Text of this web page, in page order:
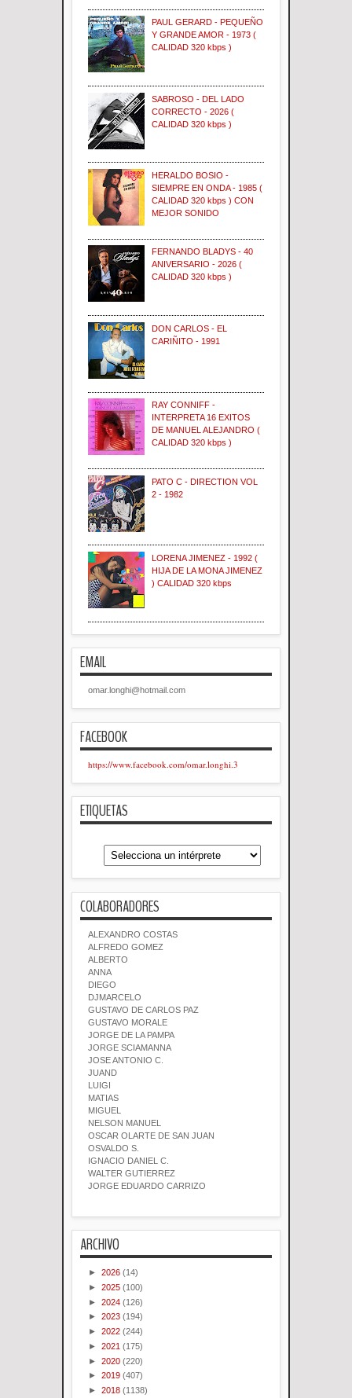
PAUL GERARD - PEQUEÑO
Y GRANDE AMOR - 1973 (
CALIDAD 320 kbps )
SABROSO - DEL LADO
CORRECTO - 2026 (
CALIDAD 320 kbps )
HERALDO BOSIO -
SIEMPRE EN ONDA - 1985 (
CALIDAD 320 kbps ) CON
MEJOR SONIDO
FERNANDO BLADYS - 40
ANIVERSARIO - 2026 (
CALIDAD 320 kbps )
DON CARLOS - EL
CARIÑITO - 1991
RAY CONNIFF -
INTERPRETA 16 EXITOS
DE MANUEL ALEJANDRO (
CALIDAD 320 kbps )
PATO C - DIRECTION VOL
2 - 1982
LORENA JIMENEZ - 1992 (
HIJA DE LA MONA JIMENEZ
) CALIDAD 320 kbps
EMAIL
omar.longhi@hotmail.com
FACEBOOK
https://www.facebook.com/omar.longhi.3
ETIQUETAS
COLABORADORES
ALEXANDRO COSTAS
ALFREDO GOMEZ
ALBERTO
ANNA
DIEGO
DJMARCELO
GUSTAVO DE CARLOS PAZ
GUSTAVO MORALE
JORGE DE LA PAMPA
JORGE SCIAMANNA
JOSE ANTONIO C.
JUAND
LUIGI
MATIAS
MIGUEL
NELSON MANUEL
OSCAR OLARTE DE SAN JUAN
OSVALDO S.
IGNACIO DANIEL C.
WALTER GUTIERREZ
JORGE EDUARDO CARRIZO
ARCHIVO
► 2026 (14)
► 2025 (100)
► 2024 (126)
► 2023 (194)
► 2022 (244)
► 2021 (175)
► 2020 (220)
► 2019 (407)
► 2018 (1138)